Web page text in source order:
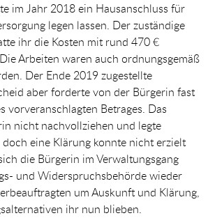
im Jahr 2018 ein Hausanschluss für
legen lassen. Der zuständige
ihr die Kosten mit rund 470 €
Arbeiten waren auch ordnungsgemäß
Der Ende 2019 zugestellte
aber forderte von der Bürgerin fast
vorveranschlagten Betrages. Das
nicht nachvollziehen und legte
eine Klärung konnte nicht erzielt
die Bürgerin im Verwaltungsgang
und Widerspruchsbehörde wieder
um Auskunft und Klärung,
ihr nun blieben.